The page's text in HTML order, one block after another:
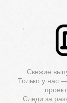
Свежие
Только у нас
Следи за